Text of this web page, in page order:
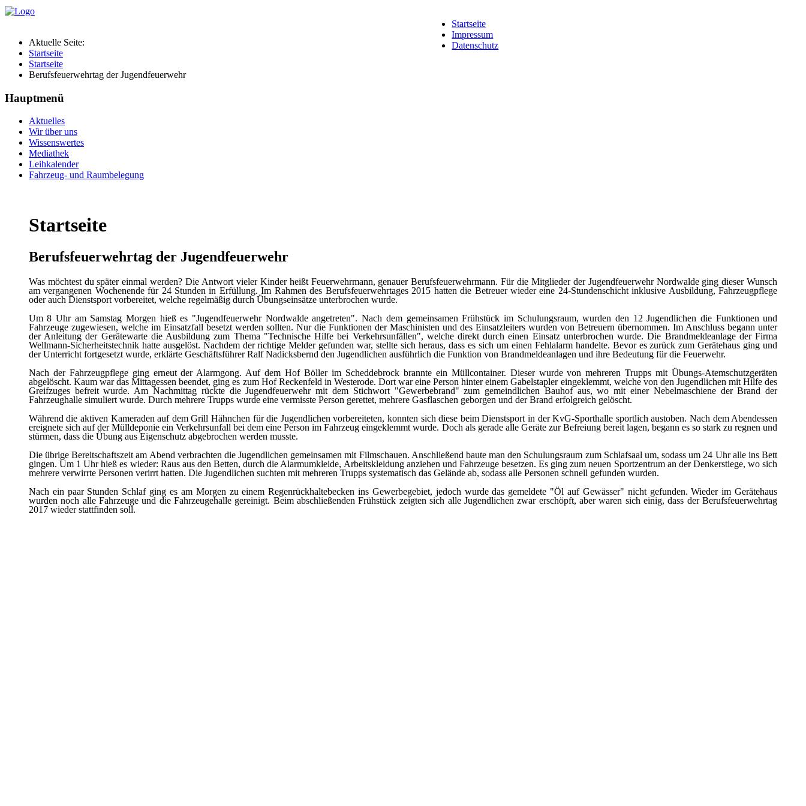
Startseite
Impressum
Datenschutz
Aktuelle Seite:
Startseite
Startseite
Berufsfeuerwehrtag der Jugendfeuerwehr
Hauptmenü
Aktuelles
Wir über uns
Wissenswertes
Mediathek
Leihkalender
Fahrzeug- und Raumbelegung
Startseite
Berufsfeuerwehrtag der Jugendfeuerwehr
Was möchtest du später einmal werden? Die Antwort vieler Kinder heißt Feuerwehrmann, genauer Berufsfeuerwehrmann. Für die Mitglieder der Jugendfeuerwehr Nordwalde ging dieser Wunsch
am vergangenen Wochenende für 24 Stunden in Erfüllung. Im Rahmen des Berufsfeuerwehrtages 2015 hatten die Betreuer wieder eine 24-Stundenschicht inklusive Ausbildung, Fahrzeugpflege
oder auch Dienstsport vorbereitet, welche regelmäßig durch Übungseinsätze unterbrochen wurde.
Um 8 Uhr am Samstag Morgen hieß es "Jugendfeuerwehr Nordwalde angetreten". Nach dem gemeinsamen Frühstück im Schulungsraum, wurden den 12 Jugendlichen die Funktionen und
Fahrzeuge zugewiesen, welche im Einsatzfall besetzt werden sollten. Nur die Funktionen der Maschinisten und des Einsatzleiters wurden von Betreuern übernommen. Im Anschluss begann unter
der Anleitung der Gerätewarte die Ausbildung zum Thema "Technische Hilfe bei Verkehrsunfällen", welche direkt durch einen Einsatz unterbrochen wurde. Die Brandmeldeanlage der Firma
Wellmann-Sicherheitstechnik hatte ausgelöst. Nachdem der richtige Melder gefunden war, stellte sich heraus, dass es sich um einen Fehlalarm handelte. Bevor es zurück zum Gerätehaus ging und
der Unterricht fortgesetzt wurde, erklärte Geschäftsführer Ralf Nadicksbernd den Jugendlichen ausführlich die Funktion von Brandmeldeanlagen und ihre Bedeutung für die Feuerwehr.
Nach der Fahrzeugpflege ging erneut der Alarmgong. Auf dem Hof Böller im Scheddebrock brannte ein Müllcontainer. Dieser wurde von mehreren Trupps mit Übungs-Atemschutzgeräten
abgelöscht. Kaum war das Mittagessen beendet, ging es zum Hof Reckenfeld in Westerode. Dort war eine Person hinter einem Gabelstapler eingeklemmt, welche von den Jugendlichen mit Hilfe des
Greifzuges befreit wurde. Am Nachmittag rückte die Jugendfeuerwehr mit dem Stichwort "Gewerbebrand" zum gemeindlichen Bauhof aus, wo mit einer Nebelmaschiene der Brand der
Fahrzeughalle simuliert wurde. Durch mehrere Trupps wurde eine vermisste Person gerettet, mehrere Gasflaschen geborgen und der Brand erfolgreich gelöscht.
Während die aktiven Kameraden auf dem Grill Hähnchen für die Jugendlichen vorbereiteten, konnten sich diese beim Dienstsport in der KvG-Sporthalle sportlich austoben. Nach dem Abendessen
ereignete sich auf der Mülldeponie ein Verkehrsunfall bei dem eine Person im Fahrzeug eingeklemmt wurde. Doch als gerade alle Geräte zur Befreiung bereit lagen, begann es so stark zu regnen und
stürmen, dass die Übung aus Eigenschutz abgebrochen werden musste.
Die übrige Bereitschaftszeit am Abend verbrachten die Jugendlichen gemeinsamen mit Filmschauen. Anschließend baute man den Schulungsraum zum Schlafsaal um, sodass um 24 Uhr alle ins Bett
gingen. Um 1 Uhr hieß es wieder: Raus aus den Betten, durch die Alarmumkleide, Arbeitskleidung anziehen und Fahrzeuge besetzen. Es ging zum neuen Sportzentrum an der Denkerstiege, wo sich
mehrere verwirrte Personen verirrt hatten. Die Jugendlichen suchten mit mehreren Trupps systematisch das Gelände ab, sodass alle Personen schnell gefunden wurden.
Nach ein paar Stunden Schlaf ging es am Morgen zu einem Regenrückhaltebecken ins Gewerbegebiet, jedoch wurde das gemeldete "Öl auf Gewässer" nicht gefunden. Wieder im Gerätehaus
wurden noch alle Fahrzeuge und die Fahrzeugehalle gereinigt. Beim abschließenden Frühstück zeigten sich alle Jugendlichen zwar erschöpft, aber waren sich einig, dass der Berufsfeuerwehrtag
2017 wieder stattfinden soll.